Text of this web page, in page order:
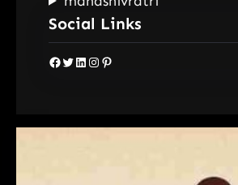
Social Links
Facebook Twitter LinkedIn Instagram Pinterest